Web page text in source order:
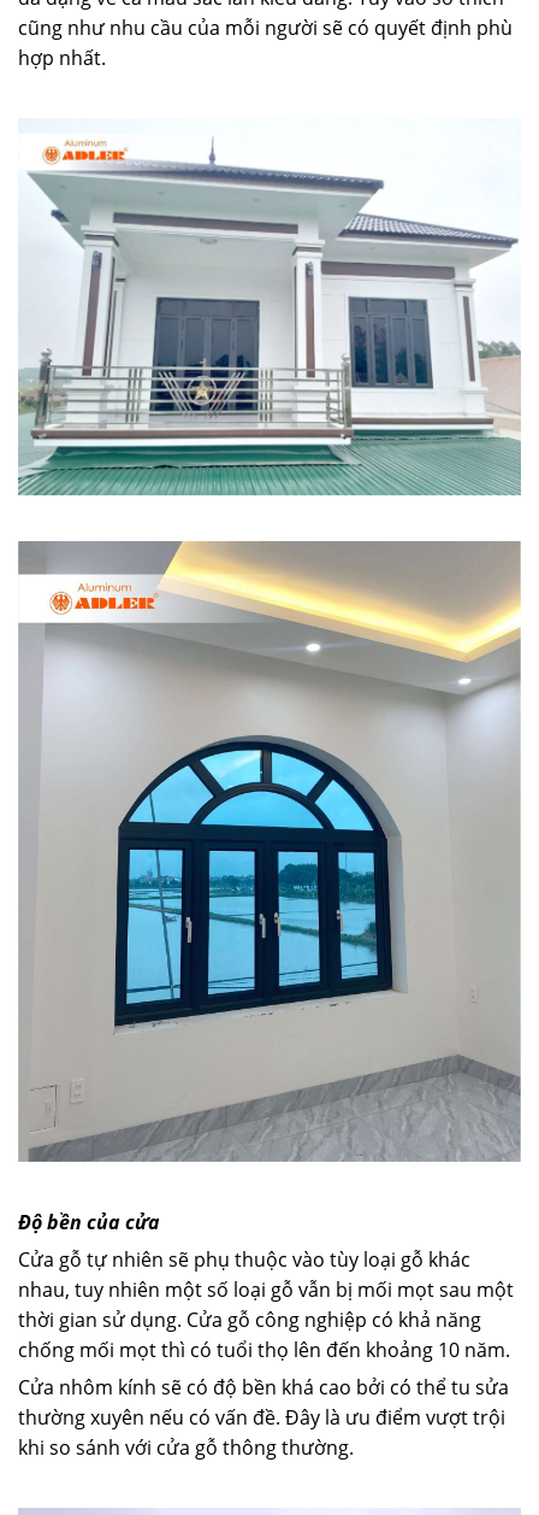
cũng như nhu cầu của mỗi người sẽ có quyết định phù
hợp nhất.
Độ bền của cửa
Cửa gỗ tự nhiên sẽ phụ thuộc vào tùy loại gỗ khác
nhau, tuy nhiên một số loại gỗ vẫn bị mối mọt sau một
thời gian sử dụng. Cửa gỗ công nghiệp có khả năng
chống mối mọt thì có tuổi thọ lên đến khoảng 10 năm.
Cửa nhôm kính sẽ có độ bền khá cao bởi có thể tu sửa
thường xuyên nếu có vấn đề. Đây là ưu điểm vượt trội
khi so sánh với cửa gỗ thông thường.